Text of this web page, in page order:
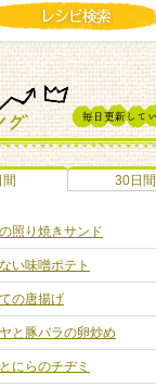
間 30日間
照り焼きサンド
い味噌ポテト
の唐揚げ
と豚バラの卵炒め
にらのチヂミ